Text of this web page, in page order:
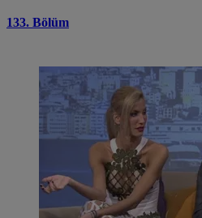
133. Bölüm